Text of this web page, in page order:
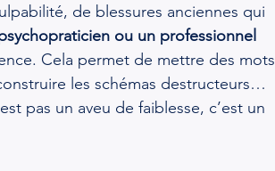
de blessures anciennes qui
ou un professionnel
Cela permet de mettre des mots
les schémas destructeurs…
pas un aveu de faiblesse, c’est un